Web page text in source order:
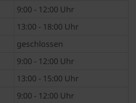
9:00 - 12:00 Uhr
13:00 - 18:00 Uhr
geschlossen
9:00 - 12:00 Uhr
13:00 - 15:00 Uhr
9:00 - 12:00 Uhr